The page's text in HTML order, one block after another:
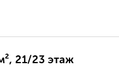
21/23 этаж